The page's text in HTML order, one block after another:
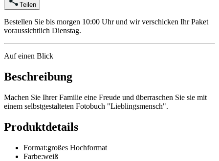
Teilen
Bestellen Sie bis morgen 10:00 Uhr und wir verschicken Ihr Paket
voraussichtlich Dienstag.
Auf einen Blick
Beschreibung
Machen Sie Ihrer Familie eine Freude und überraschen Sie sie mit
einem selbstgestalteten Fotobuch "Lieblingsmensch".
Produktdetails
Format:großes Hochformat
Farbe:weiß